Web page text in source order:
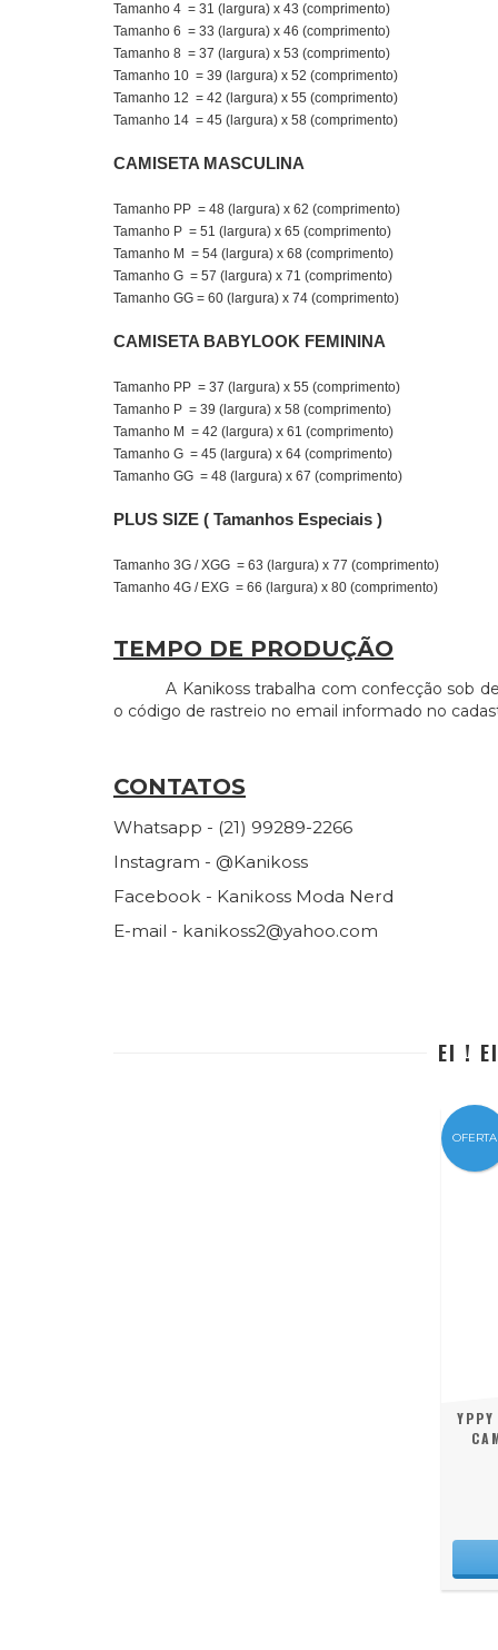
Tamanho 4 = 31 (largura) x 43 (comprimento)
Tamanho 6 = 33 (largura) x 46 (comprimento)
Tamanho 8 = 37 (largura) x 53 (comprimento)
Tamanho 10 = 39 (largura) x 52 (comprimento)
Tamanho 12 = 42 (largura) x 55 (comprimento)
Tamanho 14 = 45 (largura) x 58 (comprimento)
CAMISETA MASCULINA
Tamanho PP = 48 (largura) x 62 (comprimento)
Tamanho P = 51 (largura) x 65 (comprimento)
Tamanho M = 54 (largura) x 68 (comprimento)
Tamanho G = 57 (largura) x 71 (comprimento)
Tamanho GG = 60 (largura) x 74 (comprimento)
CAMISETA BABYLOOK FEMININA
Tamanho PP = 37 (largura) x 55 (comprimento)
Tamanho P = 39 (largura) x 58 (comprimento)
Tamanho M = 42 (largura) x 61 (comprimento)
Tamanho G = 45 (largura) x 64 (comprimento)
Tamanho GG = 48 (largura) x 67 (comprimento)
PLUS SIZE ( Tamanhos Especiais )
Tamanho 3G / XGG = 63 (largura) x 77 (comprimento)
Tamanho 4G / EXG = 66 (largura) x 80 (comprimento)
TEMPO DE PRODUÇÃO
A Kanikoss trabalha com confecção sob
o código de rastreio no email informado no
CONTATOS
Whatsapp - (21) 99289-2266
Instagram - @Kanikoss
Facebook - Kanikoss Moda Nerd
E-mail - kanikoss2@yahoo.com
EI !
OFERTA